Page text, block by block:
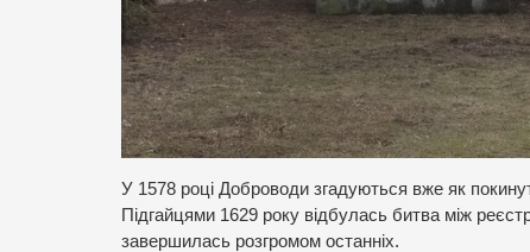
У 1578 році Доброводи згадуються вже як
Підгайцями 1629 року відбулась битва між
завершилась розгромом останніх.